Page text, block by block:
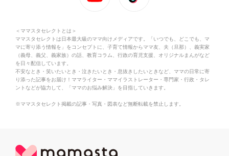
＜ママスタセレクトとは＞
ママスタセレクトは日本最大級のママ向けメディアです。「いつでも、どこでも、マ
マに寄り添う情報を」をコンセプトに、子育て情報からママ友、夫（旦那）、義実家
（義母、義父、義家族）の話、教育コラム、行政の育児支援、オリジナルまんがなど
を日々配信しています。
不安なとき・笑いたいとき・泣きたいとき・息抜きしたいときなど、ママの日常に寄
り添った記事をお届け！ママライター・ママイラストレーター・専門家・行政・タレ
ントなどが協力して、「ママのお悩み解決」を目指していきます。
※ママスタセレクト掲載の記事・写真・図表など無断転載を禁止します。